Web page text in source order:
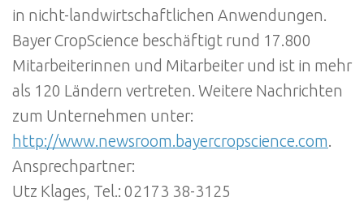
in nicht-landwirtschaftlichen Anwendungen.
Bayer CropScience beschäftigt rund 17.800
Mitarbeiterinnen und Mitarbeiter und ist in mehr
als 120 Ländern vertreten. Weitere Nachrichten
zum Unternehmen unter:
http://www.newsroom.bayercropscience.com.
Ansprechpartner:
Utz Klages, Tel.: 02173 38-3125